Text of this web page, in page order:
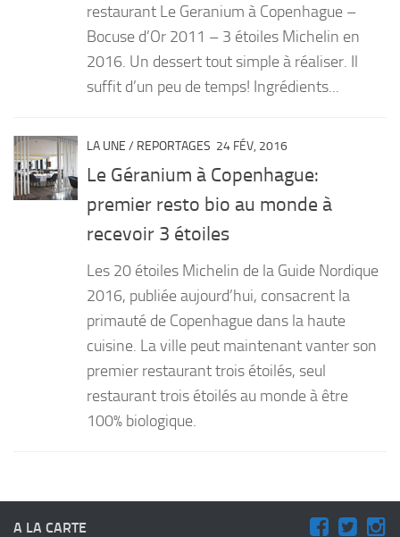
Desserts
restaurant Le Geranium à Copenhague –
Bocuse d’Or 2011 – 3 étoiles Michelin en
2016. Un dessert tout simple à réaliser. Il
suffit d’un peu de temps! Ingrédients...
LA UNE / REPORTAGES 24 FÉV, 2016
Le Géranium à Copenhague:
premier resto bio au monde à
recevoir 3 étoiles
Les 20 étoiles Michelin de la Guide Nordique
2016, publiée aujourd’hui, consacrent la
primauté de Copenhague dans la haute
cuisine. La ville peut maintenant vanter son
premier restaurant trois étoilés, seul
restaurant trois étoilés au monde à être
100% biologique.
A LA CARTE